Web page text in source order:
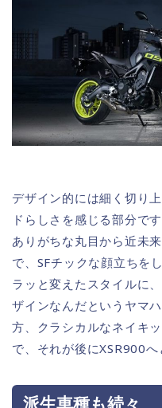
デザイン的には細く切り
ドらしさを感じる部分で
ありがちな丸目から近未
で、SFチックな顔立ちを
ラッと変えたスタイルに
ザインなんだというヤマ
方、クラシカルなネイキ
で、それが後にXSR900へ
派生車種も続々